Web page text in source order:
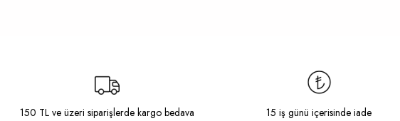
150 TL ve üzeri siparişlerde kargo bedava 15 iş günü içerisinde iade